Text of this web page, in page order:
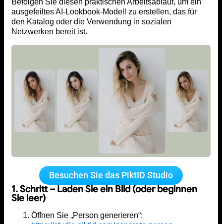
ausgefeiltes AI-Lookbook-Modell zu erstellen, das für
den Katalog oder die Verwendung in sozialen
Netzwerken bereit ist.
Besuchen Sie das PiktID Studio
1. Schritt – Laden Sie ein Bild (oder beginnen
Sie leer)
Öffnen Sie „Person generieren“: